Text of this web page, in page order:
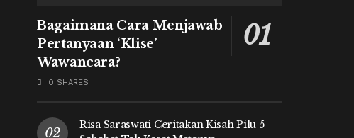
Bagaimana Cara Menjawab
Pertanyaan ‘Klise’
Wawancara?
0 SHARES
Risa Saraswati Ceritakan Kisah Pilu 5